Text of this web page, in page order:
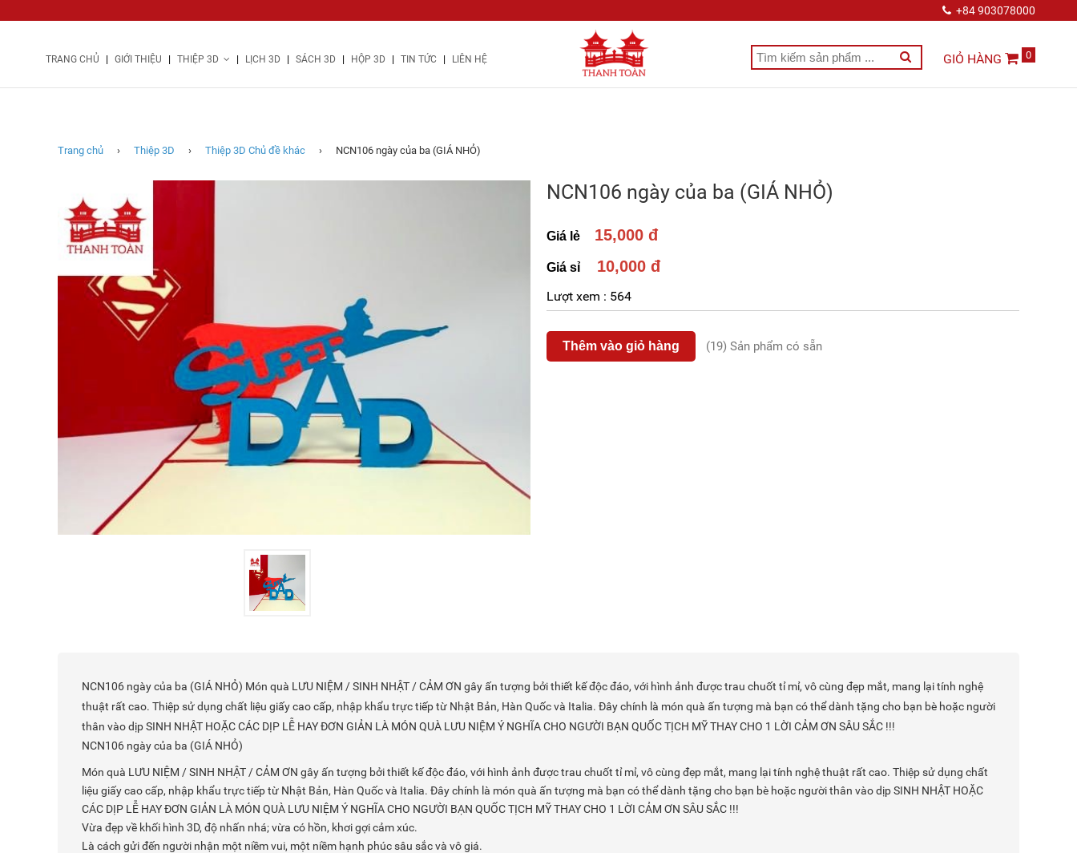
+84 903078000
TRANG CHỦ | GIỚI THIỆU | THIỆP 3D | LỊCH 3D | SÁCH 3D | HỘP 3D | TIN TỨC | LIÊN HỆ GIỎ HÀNG 0
Trang chủ › Thiệp 3D › Thiệp 3D Chủ đề khác › NCN106 ngày của ba (GIÁ NHỎ)
NCN106 ngày của ba (GIÁ NHỎ)
Giá lẻ 15,000 đ
Giá sỉ 10,000 đ
Lượt xem : 564
Thêm vào giỏ hàng (19) Sản phẩm có sẵn
NCN106 ngày của ba (GIÁ NHỎ) Món quà LƯU NIỆM / SINH NHẬT / CẢM ƠN gây ấn tượng bởi thiết kế độc đáo, với hình ảnh được trau chuốt tỉ mỉ, vô cùng đẹp mắt, mang lại tính nghệ
thuật rất cao. Thiệp sử dụng chất liệu giấy cao cấp, nhập khẩu trực tiếp từ Nhật Bản, Hàn Quốc và Italia. Đây chính là món quà ấn tượng mà bạn có thể dành tặng cho bạn bè hoặc người
thân vào dịp SINH NHẬT HOẶC CÁC DỊP LỄ HAY ĐƠN GIẢN LÀ MÓN QUÀ LƯU NIỆM Ý NGHĨA CHO NGƯỜI BẠN QUỐC TỊCH MỸ THAY CHO 1 LỜI CẢM ƠN SÂU SẮC !!!
NCN106 ngày của ba (GIÁ NHỎ)
Món quà LƯU NIỆM / SINH NHẬT / CẢM ƠN gây ấn tượng bởi thiết kế độc đáo, với hình ảnh được trau chuốt tỉ mỉ, vô cùng đẹp mắt, mang lại tính nghệ thuật rất cao. Thiệp sử dụng chất
liệu giấy cao cấp, nhập khẩu trực tiếp từ Nhật Bản, Hàn Quốc và Italia. Đây chính là món quà ấn tượng mà bạn có thể dành tặng cho bạn bè hoặc người thân vào dịp SINH NHẬT HOẶC
CÁC DỊP LỄ HAY ĐƠN GIẢN LÀ MÓN QUÀ LƯU NIỆM Ý NGHĨA CHO NGƯỜI BẠN QUỐC TỊCH MỸ THAY CHO 1 LỜI CẢM ƠN SÂU SẮC !!!
Vừa đẹp về khối hình 3D, độ nhấn nhá; vừa có hồn, khơi gợi cảm xúc.
Là cách gửi đến người nhận một niềm vui, một niềm hạnh phúc sâu sắc và vô giá.